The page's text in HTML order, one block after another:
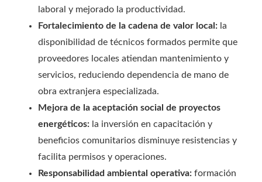
laboral y mejorado la productividad.
Fortalecimiento de la cadena de valor local: la
disponibilidad de técnicos formados permite que
proveedores locales atiendan mantenimiento y
servicios, reduciendo dependencia de mano de
obra extranjera especializada.
Mejora de la aceptación social de proyectos
energéticos: la inversión en capacitación y
beneficios comunitarios disminuye resistencias y
facilita permisos y operaciones.
Responsabilidad ambiental operativa: formación